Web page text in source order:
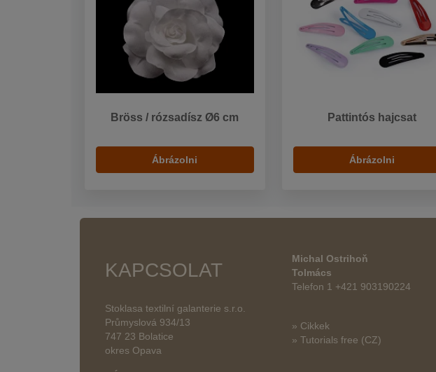
Bröss / rózsadísz Ø6 cm
Ábrázolni
Pattintós hajcsat
Ábrázolni
KAPCSOLAT
Stoklasa textilní galanterie s.r.o.
Průmyslová 934/13
747 23 Bolatice
okres Opava
Michal Ostrihoň
Tolmács
Telefon 1 +421 903190224
» Cikkek
» Tutorials free (CZ)